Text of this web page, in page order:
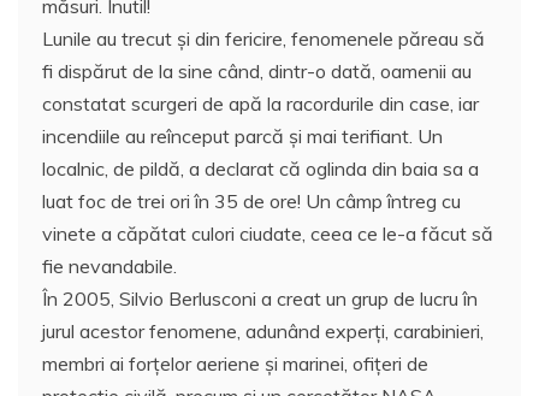
măsuri. Inutil!
Lunile au trecut și din fericire, fenomenele păreau să
fi dispărut de la sine când, dintr-o dată, oamenii au
constatat scurgeri de apă la racordurile din case, iar
incendiile au reînceput parcă şi mai terifiant. Un
localnic, de pildă, a declarat că oglinda din baia sa a
luat foc de trei ori în 35 de ore! Un câmp întreg cu
vinete a căpătat culori ciudate, ceea ce le-a făcut să
fie nevandabile.
În 2005, Silvio Berlusconi a creat un grup de lucru în
jurul acestor fenomene, adunând experţi, carabinieri,
membri ai forțelor aeriene și marinei, ofițeri de